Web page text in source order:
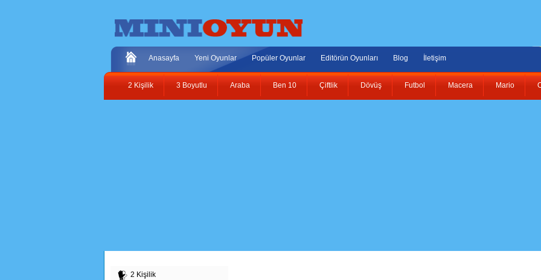
Anasayfa Yeni Oyunlar Popüler Oyunlar Editörün Oyunları Blog İletişim
2 Kişilik 3 Boyutlu Araba Ben 10 Çiftlik Dövüş Futbol Macera Mario
2 Kişilik